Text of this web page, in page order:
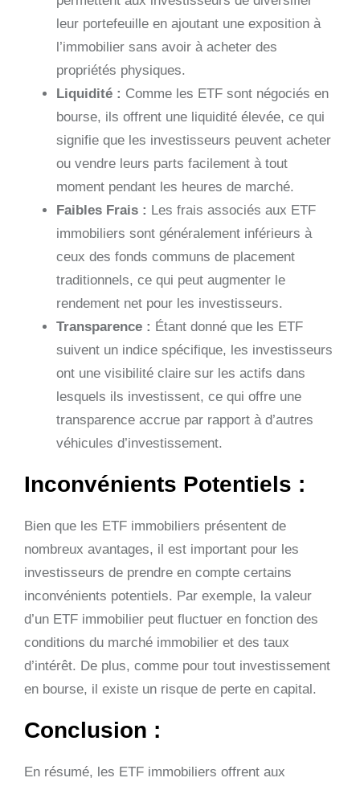
leur portefeuille en ajoutant une exposition à
l’immobilier sans avoir à acheter des
propriétés physiques.
Liquidité : Comme les ETF sont négociés en
bourse, ils offrent une liquidité élevée, ce qui
signifie que les investisseurs peuvent acheter
ou vendre leurs parts facilement à tout
moment pendant les heures de marché.
Faibles Frais : Les frais associés aux ETF
immobiliers sont généralement inférieurs à
ceux des fonds communs de placement
traditionnels, ce qui peut augmenter le
rendement net pour les investisseurs.
Transparence : Étant donné que les ETF
suivent un indice spécifique, les investisseurs
ont une visibilité claire sur les actifs dans
lesquels ils investissent, ce qui offre une
transparence accrue par rapport à d’autres
véhicules d’investissement.
Inconvénients Potentiels :
Bien que les ETF immobiliers présentent de
nombreux avantages, il est important pour les
investisseurs de prendre en compte certains
inconvénients potentiels. Par exemple, la valeur
d’un ETF immobilier peut fluctuer en fonction des
conditions du marché immobilier et des taux
d’intérêt. De plus, comme pour tout investissement
en bourse, il existe un risque de perte en capital.
Conclusion :
En résumé, les ETF immobiliers offrent aux